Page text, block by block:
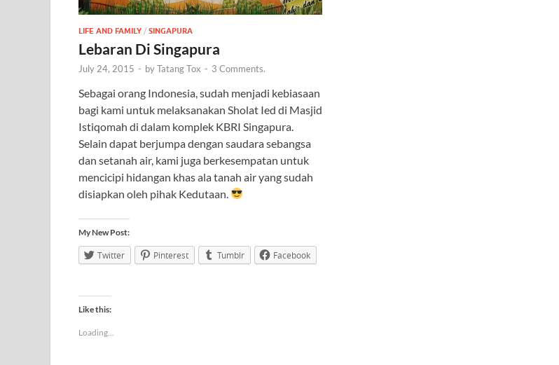
LIFE AND FAMILY / SINGAPURA
Lebaran Di Singapura
July 24, 2015 - byTatang Tox - 3 Comments.
Sebagai orang Indonesia, sudah menjadi kebiasaan
bagi kami untuk melaksanakan Sholat Ied di Masjid
Istiqomah di dalam komplek KBRI Singapura.
Selain dapat berjumpa dengan saudara sebangsa
dan setanah air, kami juga berkesempatan untuk
mencicipi hidangan khas ala tanah air yang sudah
disiapkan oleh pihak Kedutaan.
My New Post:
Twitter Pinterest Tumblr Facebook
Like this:
Loading...